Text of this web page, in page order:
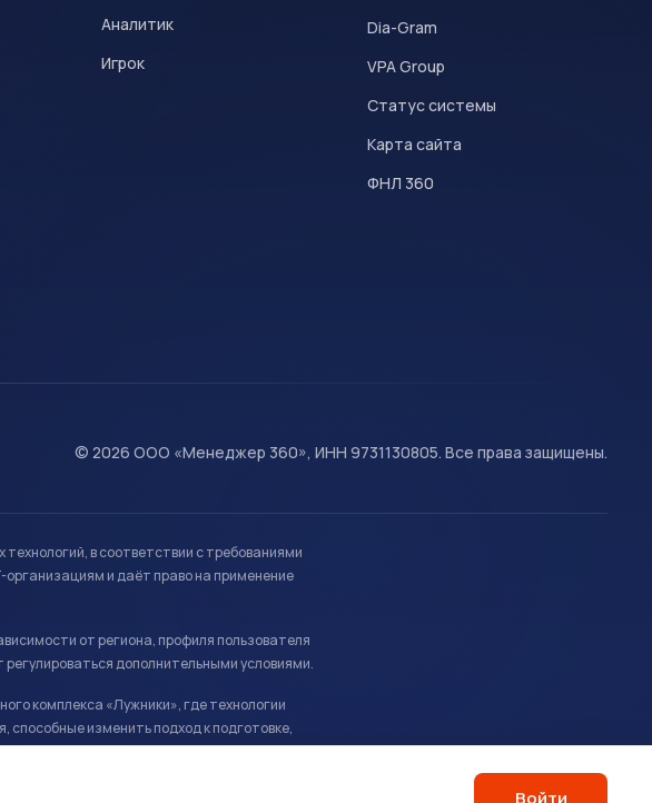
Войти
Аналитик
Игрок
Dia-Gram
VPA Group
Статус системы
Карта сайта
ФНЛ 360
© 2026 ООО «Менеджер 360», ИНН 9731130805. Все права защищены.
в соответствии с требованиями
и даёт право на применение
от региона, профиля пользователя
дополнительными условиями.
комплекса «Лужники», где технологии
изменить подход к подготовке,